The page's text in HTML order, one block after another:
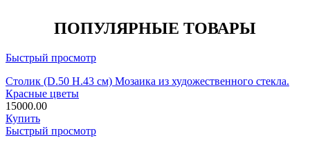
ПОПУЛЯРНЫЕ ТОВАРЫ
Быстрый просмотр
Столик (D.50 H.43 см) Мозаика из художественного стекла.
Красные цветы
15000.00
Купить
Быстрый просмотр